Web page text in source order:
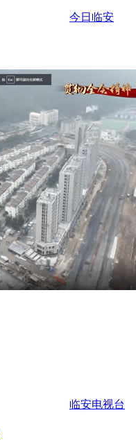
今日临安
临安电视台